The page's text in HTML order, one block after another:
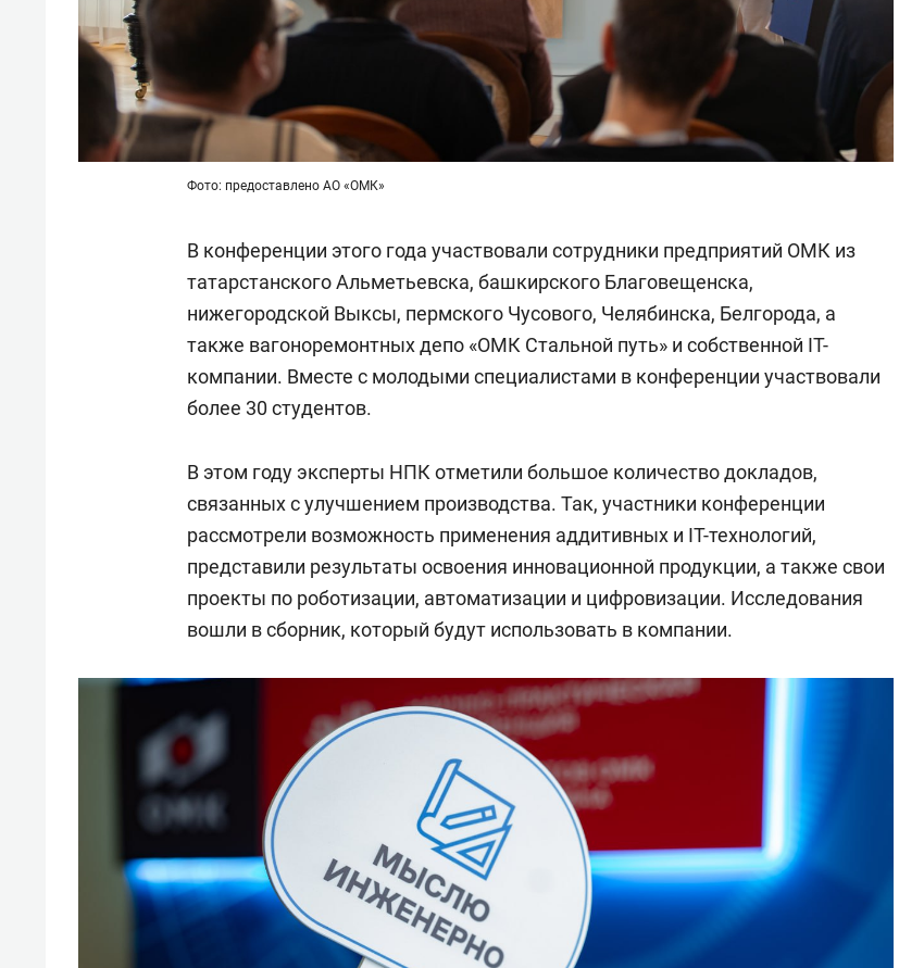
Фото: предоставлено АО «ОМК»
В конференции этого года участвовали сотрудники предприятий ОМК из
татарстанского Альметьевска, башкирского Благовещенска,
нижегородской Выксы, пермского Чусового, Челябинска, Белгорода, а
также вагоноремонтных депо «ОМК Стальной путь» и собственной IT-
компании. Вместе с молодыми специалистами в конференции участвовали
более 30 студентов.
В этом году эксперты НПК отметили большое количество докладов,
связанных с улучшением производства. Так, участники конференции
рассмотрели возможность применения аддитивных и IT-технологий,
представили результаты освоения инновационной продукции, а также свои
проекты по роботизации, автоматизации и цифровизации. Исследования
вошли в сборник, который будут использовать в компании.